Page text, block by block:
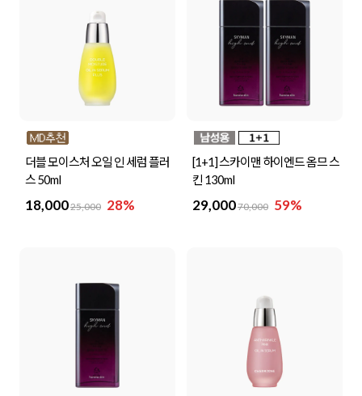
더블 모이스처 오일 인 세럼 플러
스 50ml
18,00025,000 28%
[1+1] 스카이맨 하이엔드 옴므 스
킨 130ml
29,00070,000 59%